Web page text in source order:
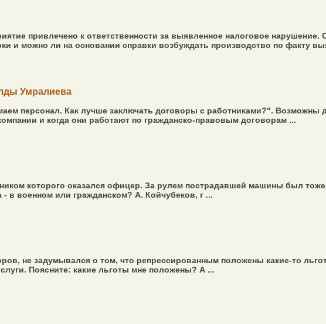
привлечено к ответственности за выявленное налоговое нарушение.
и можно ли на основании справки возбуждать производство по факту
Умралиева
персонал. Как лучше заключать договоры с работниками?". Возможны
и когда они работают по гражданско-правовым договорам ...
которого оказался офицер. За рулем пострадавшей машины был
в военном или гражданском? А. Койчубеков, г ...
не задумывался о том, что репрессированным положены какие-то
Поясните: какие льготы мне положены? А ...